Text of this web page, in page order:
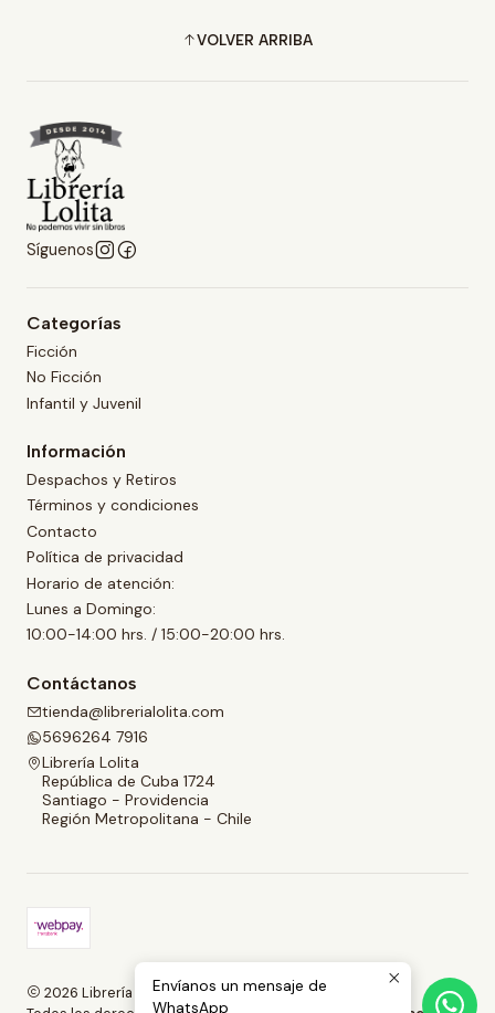
VOLVER ARRIBA
Síguenos
Categorías
Ficción
No Ficción
Infantil y Juvenil
Información
Despachos y Retiros
Términos y condiciones
Contacto
Política de privacidad
Horario de atención:
Lunes a Domingo:
10:00-14:00 hrs. / 15:00-20:00 hrs.
Contáctanos
tienda@librerialolita.com
5696264 7916
Librería Lolita
República de Cuba 1724
Santiago - Providencia
Región Metropolitana - Chile
2026 Librería Lolita.Envíanos un mensaje de
WhatsApp